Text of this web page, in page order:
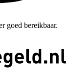
goed bereikbaar.